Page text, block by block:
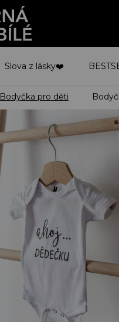
Slova z lásky❤️
Bodyčka pro děti